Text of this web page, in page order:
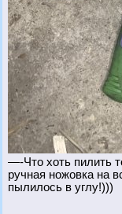
—-Что хоть пилить
ручная ножовка на
пылилось в углу!)))